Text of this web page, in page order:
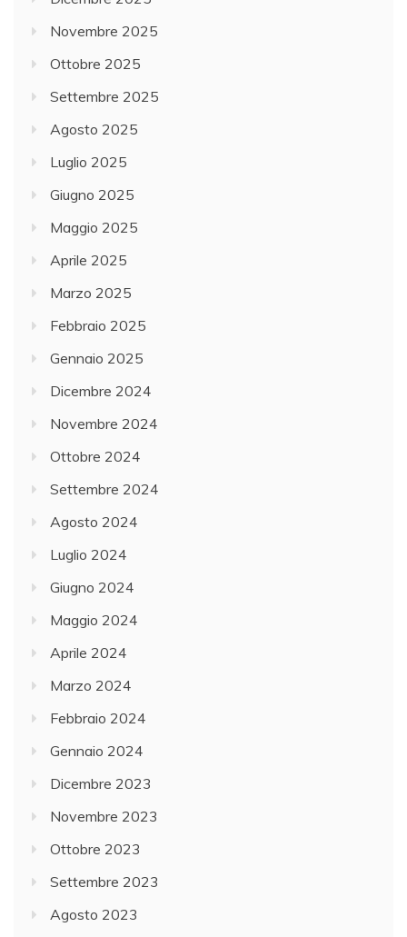
Novembre 2025
Ottobre 2025
Settembre 2025
Agosto 2025
Luglio 2025
Giugno 2025
Maggio 2025
Aprile 2025
Marzo 2025
Febbraio 2025
Gennaio 2025
Dicembre 2024
Novembre 2024
Ottobre 2024
Settembre 2024
Agosto 2024
Luglio 2024
Giugno 2024
Maggio 2024
Aprile 2024
Marzo 2024
Febbraio 2024
Gennaio 2024
Dicembre 2023
Novembre 2023
Ottobre 2023
Settembre 2023
Agosto 2023